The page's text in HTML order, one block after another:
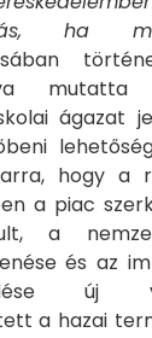
ha
ágazat
hogy a
a piac
a
és az
új
a hazai